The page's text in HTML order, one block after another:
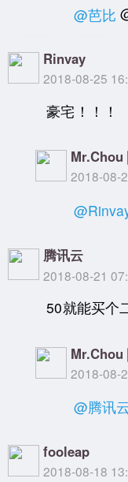
@芭比
Rinvay
2018-08-25
豪宅！！！
Mr.Chou
2018-08-
腾讯云
2018-08-21
50就能买个
Mr.Chou
2018-08-
@腾讯
fooleap
2018-08-18